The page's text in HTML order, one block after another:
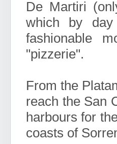
De Martiri
which by
fashionable
"pizzerie".
From the
reach the San
harbours for
coasts of